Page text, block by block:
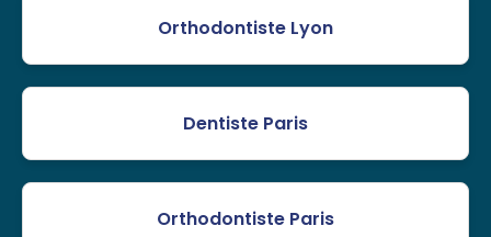
Orthodontiste Lyon
Dentiste Paris
Orthodontiste Paris